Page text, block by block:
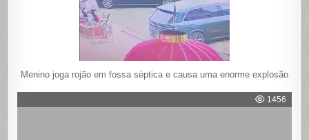
Menino joga rojão em fossa séptica e causa uma enorme explosão
1456